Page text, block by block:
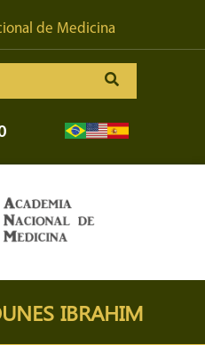
de Medicina
IBRAHIM